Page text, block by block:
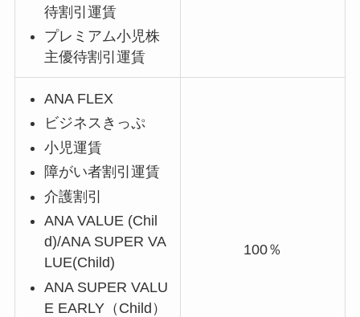
待割引運賃
プレミアム小児株
主優待割引運賃
ANA FLEX
ビジネスきっぷ
小児運賃
障がい者割引運賃
介護割引
ANA VALUE (Chil
d)/ANA SUPER VA
LUE(Child)
ANA SUPER VALU
E EARLY（Child）
100％